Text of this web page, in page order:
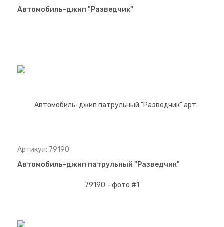
Автомобиль-джип "Разведчик"
Артикул: 79190
Автомобиль-джип патрульный "Разведчик"